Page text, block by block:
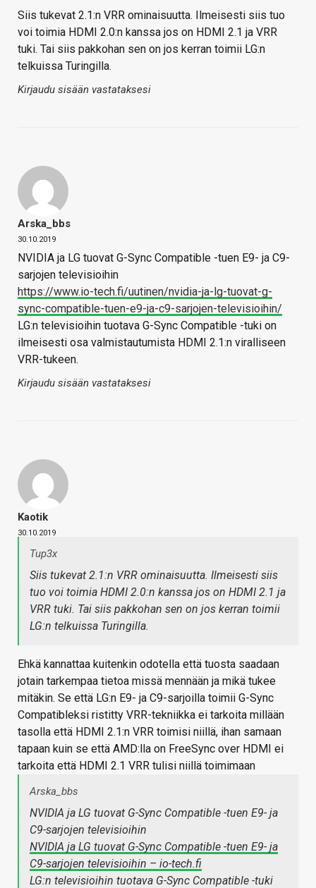
Siis tukevat 2.1:n VRR ominaisuutta. Ilmeisesti siis tuo
voi toimia HDMI 2.0:n kanssa jos on HDMI 2.1 ja VRR
tuki. Tai siis pakkohan sen on jos kerran toimii LG:n
telkuissa Turingilla.
Kirjaudu sisään vastataksesi
Arska_bbs
30.10.2019
NVIDIA ja LG tuovat G-Sync Compatible -tuen E9- ja C9-
sarjojen televisioihin
https://www.io-tech.fi/uutinen/nvidia-ja-lg-tuovat-g-
sync-compatible-tuen-e9-ja-c9-sarjojen-televisioihin/
LG:n televisioihin tuotava G-Sync Compatible -tuki on
ilmeisesti osa valmistautumista HDMI 2.1:n viralliseen
VRR-tukeen.
Kirjaudu sisään vastataksesi
Kaotik
30.10.2019
Tup3x
Siis tukevat 2.1:n VRR ominaisuutta. Ilmeisesti siis
tuo voi toimia HDMI 2.0:n kanssa jos on HDMI 2.1 ja
VRR tuki. Tai siis pakkohan sen on jos kerran toimii
LG:n telkuissa Turingilla.
Ehkä kannattaa kuitenkin odotella että tuosta saadaan
jotain tarkempaa tietoa missä mennään ja mikä tukee
mitäkin. Se että LG:n E9- ja C9-sarjoilla toimii G-Sync
Compatibleksi ristitty VRR-tekniikka ei tarkoita millään
tasolla että HDMI 2.1:n VRR toimisi niillä, ihan samaan
tapaan kuin se että AMD:lla on FreeSync over HDMI ei
tarkoita että HDMI 2.1 VRR tulisi niillä toimimaan
Arska_bbs
NVIDIA ja LG tuovat G-Sync Compatible -tuen E9- ja
C9-sarjojen televisioihin
NVIDIA ja LG tuovat G-Sync Compatible -tuen E9- ja
C9-sarjojen televisioihin – io-tech.fi
LG:n televisioihin tuotava G-Sync Compatible -tuki